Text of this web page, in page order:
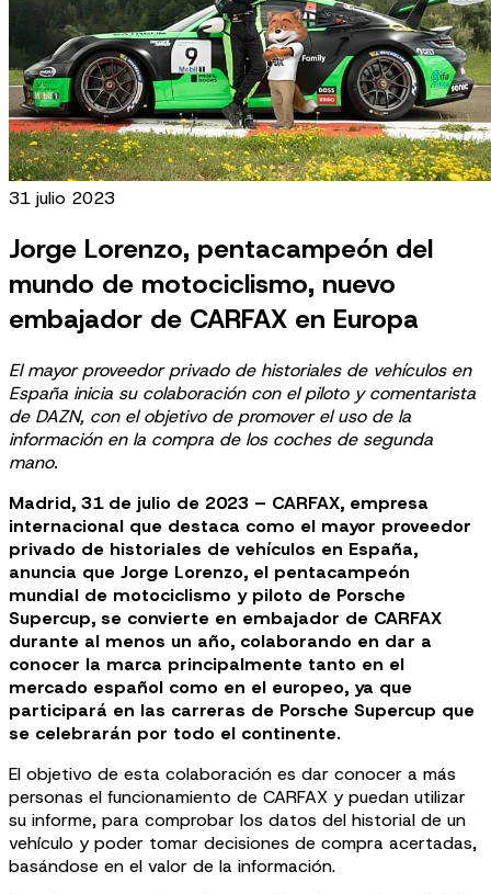
31 julio 2023
Jorge Lorenzo, pentacampeón del
mundo de motociclismo, nuevo
embajador de CARFAX en Europa
El mayor proveedor privado de historiales de vehículos en
España inicia su colaboración con el piloto y comentarista
de DAZN, con el objetivo de promover el uso de la
información en la compra de los coches de segunda
mano.
Madrid, 31 de julio de 2023 – CARFAX, empresa
internacional que destaca como el mayor proveedor
privado de historiales de vehículos en España,
anuncia que Jorge Lorenzo, el pentacampeón
mundial de motociclismo y piloto de Porsche
Supercup, se convierte en embajador de CARFAX
durante al menos un año, colaborando en dar a
conocer la marca principalmente tanto en el
mercado español como en el europeo, ya que
participará en las carreras de Porsche Supercup que
se celebrarán por todo el continente.
El objetivo de esta colaboración es dar conocer a más
personas el funcionamiento de CARFAX y puedan utilizar
su informe, para comprobar los datos del historial de un
vehículo y poder tomar decisiones de compra acertadas,
basándose en el valor de la información.